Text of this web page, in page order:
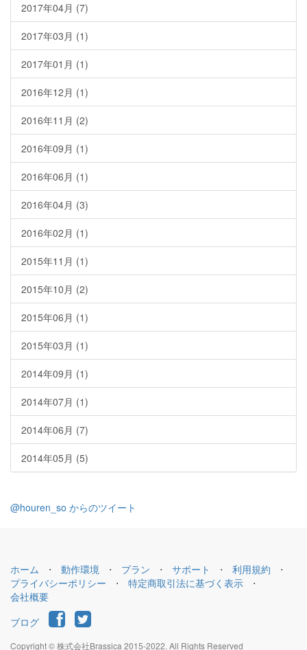
2017年04月 (7)
2017年03月 (1)
2017年01月 (1)
2016年12月 (1)
2016年11月 (2)
2016年09月 (1)
2016年06月 (1)
2016年04月 (3)
2016年02月 (1)
2015年11月 (1)
2015年10月 (2)
2015年06月 (1)
2015年03月 (1)
2014年09月 (1)
2014年07月 (1)
2014年06月 (7)
2014年05月 (5)
@houren_so からのツイート
ホーム ⋅ 動作環境 ⋅ プラン ⋅ サポート ⋅ 利用規約
⋅
プライバシーポリシー
⋅ 特定商取引法に基づく表示
⋅
会社概要
ブログ
Copyright © 株式会社Brassica 2015-2022. All Rights Reserved